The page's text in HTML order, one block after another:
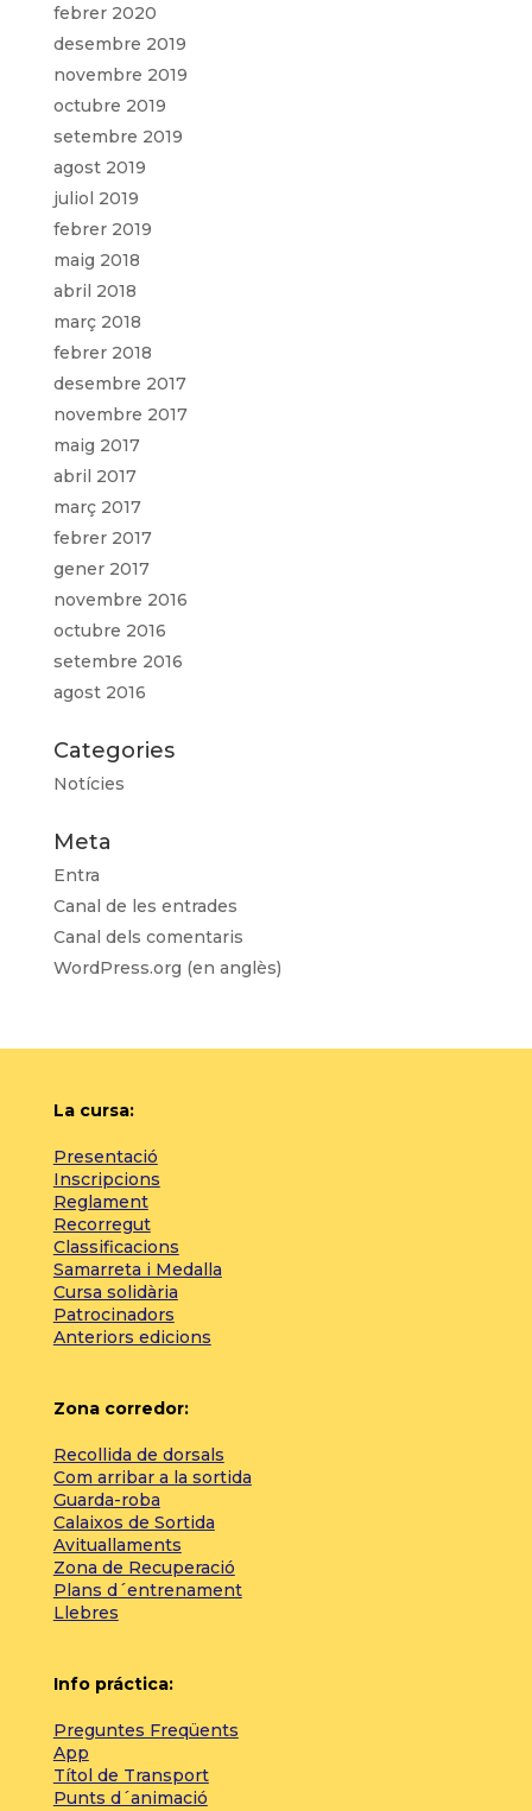
febrer 2020
desembre 2019
novembre 2019
octubre 2019
setembre 2019
agost 2019
juliol 2019
febrer 2019
maig 2018
abril 2018
març 2018
febrer 2018
desembre 2017
novembre 2017
maig 2017
abril 2017
març 2017
febrer 2017
gener 2017
novembre 2016
octubre 2016
setembre 2016
agost 2016
Categories
Notícies
Meta
Entra
Canal de les entrades
Canal dels comentaris
WordPress.org (en anglès)
La cursa:
Presentació
Inscripcions
Reglament
Recorregut
Classificacions
Samarreta i Medalla
Cursa solidària
Patrocinadors
Anteriors edicions
Zona corredor:
Recollida de dorsals
Com arribar a la sortida
Guarda-roba
Calaixos de Sortida
Avituallaments
Zona de Recuperació
Plans d´entrenament
Llebres
Info práctica:
Preguntes Freqüents
App
Títol de Transport
Punts d´animació